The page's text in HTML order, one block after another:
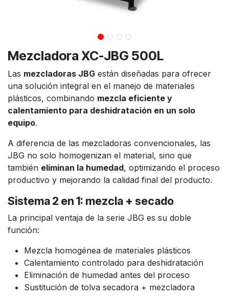
Mezcladora XC-JBG 500L
Las mezcladoras JBG están diseñadas para ofrecer
una solución integral en el manejo de materiales
plásticos, combinando mezcla eficiente y
calentamiento para deshidratación en un solo
equipo.
A diferencia de las mezcladoras convencionales, las
JBG no solo homogenizan el material, sino que
también eliminan la humedad, optimizando el proceso
productivo y mejorando la calidad final del producto.
Sistema 2 en 1: mezcla + secado
La principal ventaja de la serie JBG es su doble
función:
Mezcla homogénea de materiales plásticos
Calentamiento controlado para deshidratación
Eliminación de humedad antes del proceso
Sustitución de tolva secadora + mezcladora